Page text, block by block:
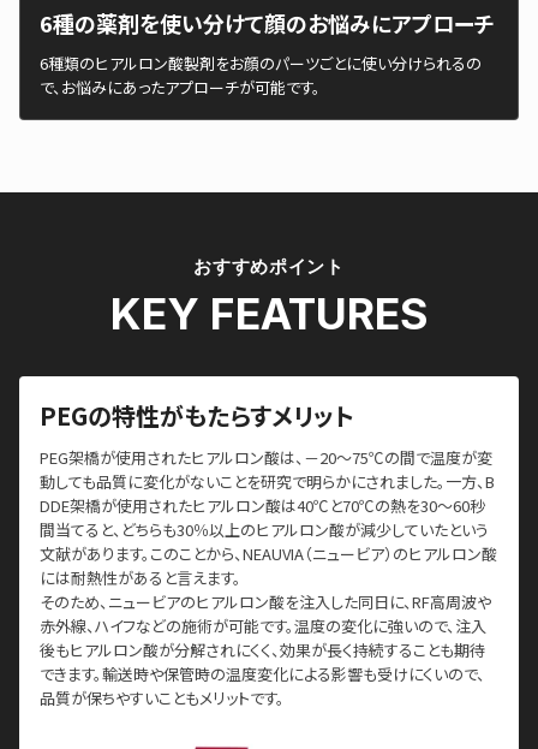
6種の薬剤を使い分けて顔のお悩みにアプローチ
6種類のヒアルロン酸製剤をお顔のパーツごとに使い分けられるの
で、お悩みにあったアプローチが可能です。
おすすめポイント
KEY FEATURES
PEGの特性がもたらすメリット
PEG架橋が使用されたヒアルロン酸は、－20〜75℃の間で温度が変
動しても品質に変化がないことを研究で明らかにされました。一方、B
DDE架橋が使用されたヒアルロン酸は40℃と70℃の熱を30〜60秒
間当てると、どちらも30％以上のヒアルロン酸が減少していたという
文献があります。このことから、NEAUVIA（ニュービア）のヒアルロン酸
には耐熱性があると言えます。
そのため、ニュービアのヒアルロン酸を注入した同日に、RF高周波や
赤外線、ハイフなどの施術が可能です。温度の変化に強いので、注入
後もヒアルロン酸が分解されにくく、効果が長く持続することも期待
できます。輸送時や保管時の温度変化による影響も受けにくいので、
品質が保ちやすいこともメリットです。